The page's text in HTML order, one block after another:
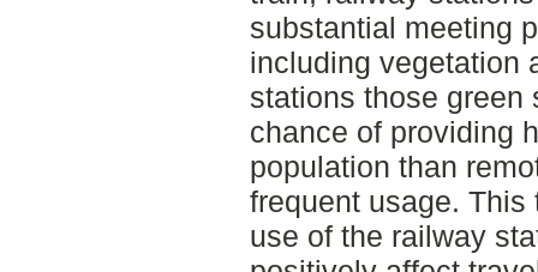
substantial meeting
including vegetation
stations those green
chance of providing
population than
frequent usage.
use of the railway